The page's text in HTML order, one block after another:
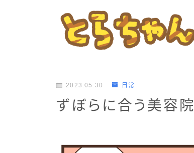
2023.05.30 日常
ずぼらに合う美容院